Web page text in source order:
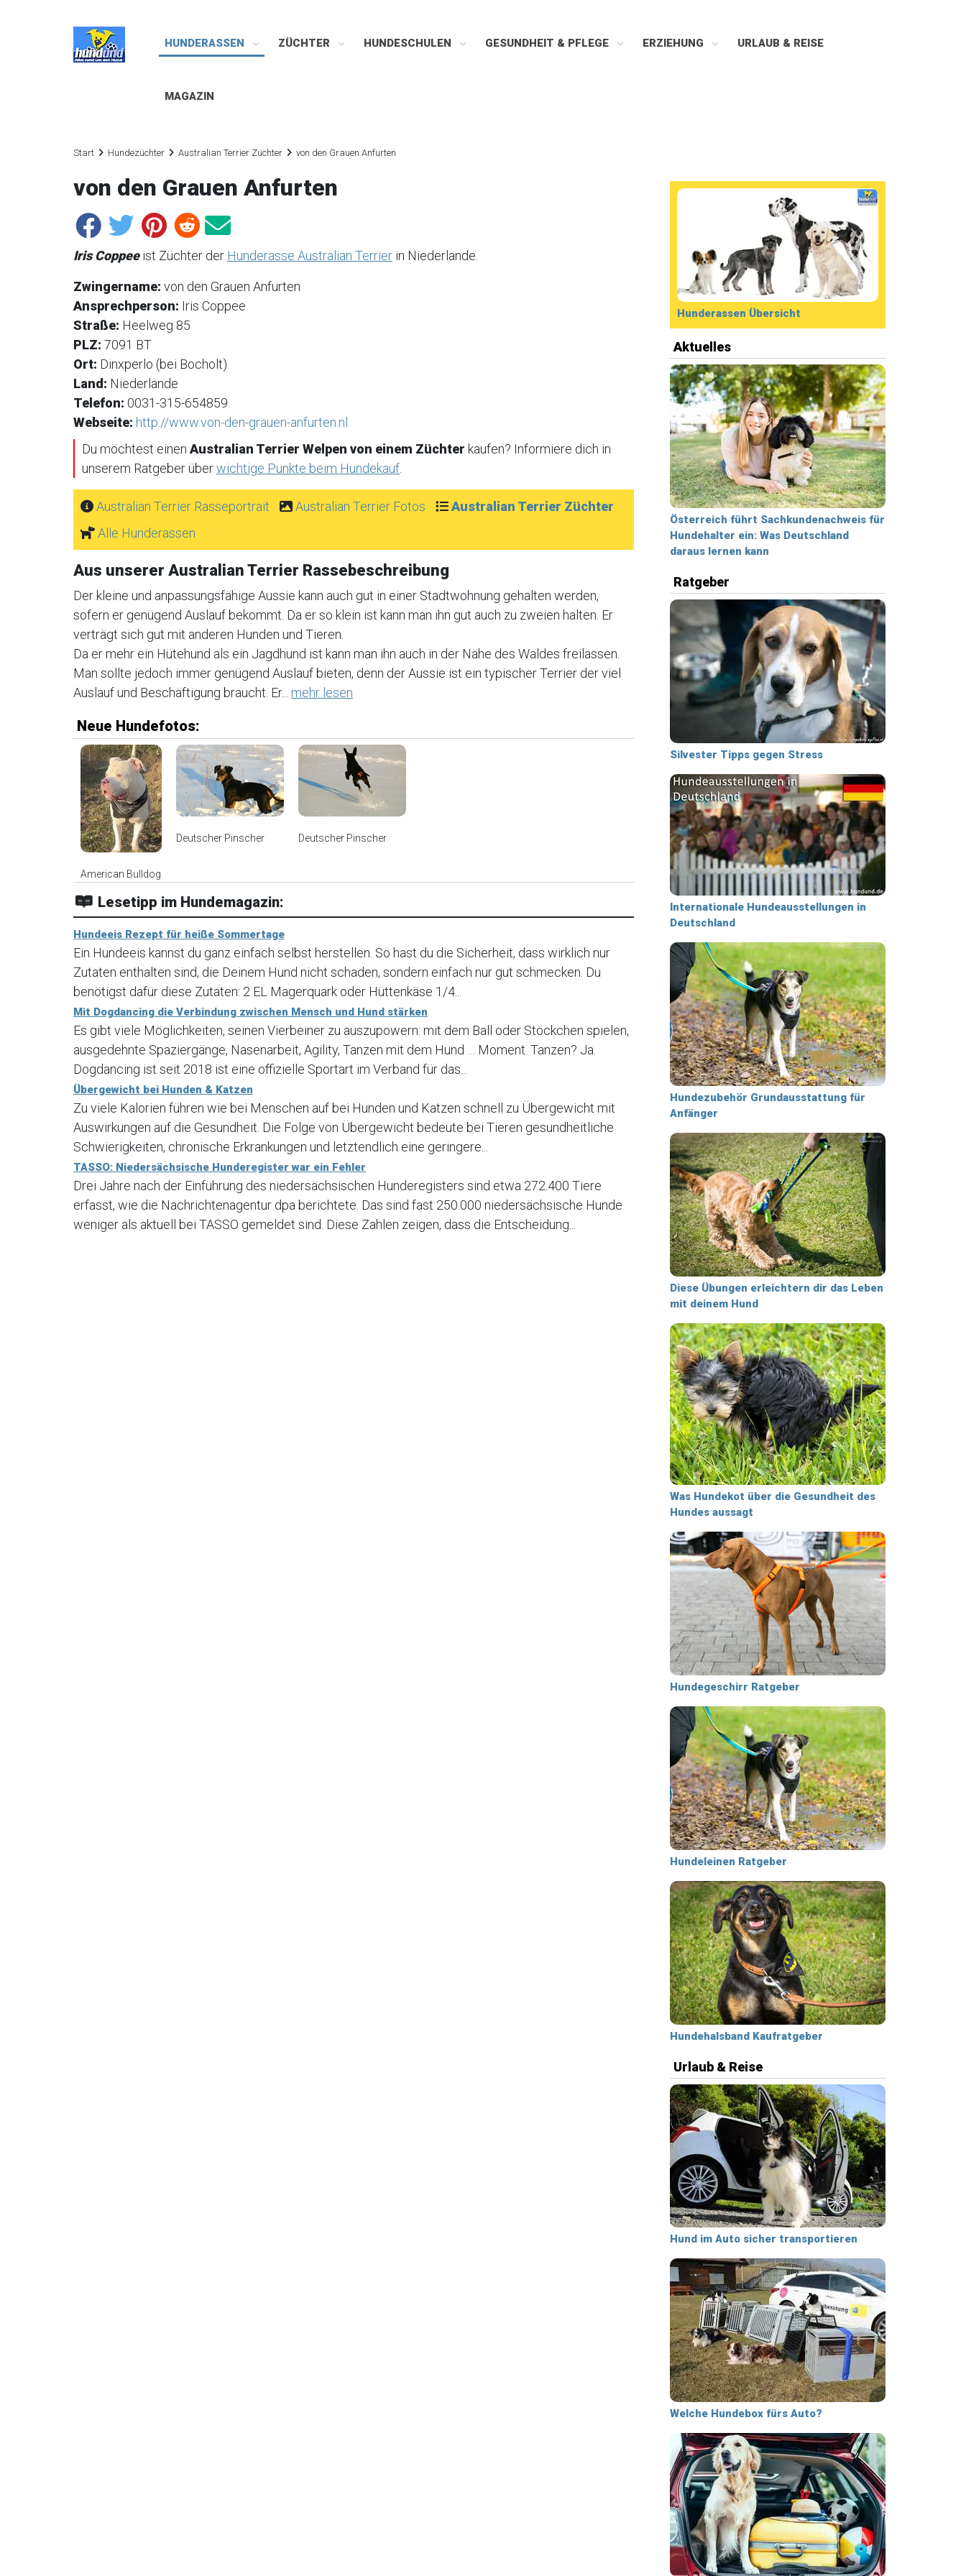
HUNDERASSEN ZÜCHTER HUNDESCHULEN GESUNDHEIT & PFLEGE ERZIEHUNG URLAUB & REISE
MAGAZIN
Start Hundezüchter Australian Terrier Züchter von den Grauen Anfurten
von den Grauen Anfurten
Iris Coppeeist Züchter der Hunderasse Australian Terrier in Niederlande.
Zwingername: von den Grauen Anfurten
Ansprechperson: Iris Coppee
Straße: Heelweg 85
PLZ: 7091 BT
Ort: Dinxperlo (bei Bocholt)
Land: Niederlande
Telefon: 0031-315-654859
Webseite: http://www.von-den-grauen-anfurten.nl
Du möchtest einen Australian Terrier Welpen von einem Züchter kaufen? Informiere dich in
unserem Ratgeber überwichtige Punkte beim Hundekauf
Australian Terrier Rasseportrait Australian Terrier Fotos
Australian Terrier Züchter
Alle Hunderassen
Aus unserer Australian Terrier Rassebeschreibung
Der kleine und anpassungsfähige Aussie kann auch gut in einer Stadtwohnung gehalten werden,
sofern er genügend Auslauf bekommt. Da er so klein ist kann man ihn gut auch zu zweien halten. Er
verträgt sich gut mit anderen Hunden und Tieren.
Da er mehr ein Hütehund als ein Jagdhund ist kann man ihn auch in der Nähe des Waldes freilassen.
Man sollte jedoch immer genügend Auslauf bieten, denn der Aussie ist ein typischer Terrier der viel
Auslauf und Beschäftigung braucht. Er... mehr lesen
Neue Hundefotos:
American Bulldog
Deutscher Pinscher Deutscher Pinscher
Lesetipp im Hundemagazin:
Hundeeis Rezept für heiße Sommertage
Ein Hundeeis kannst du ganz einfach selbst herstellen. So hast du die Sicherheit, dass wirklich nur
Zutaten enthalten sind, die Deinem Hund nicht schaden, sondern einfach nur gut schmecken. Du
benötigst dafür diese Zutaten: 2 EL Magerquark oder Hüttenkäse 1/4...
Mit Dogdancing die Verbindung zwischen Mensch und Hund stärken
Es gibt viele Möglichkeiten, seinen Vierbeiner zu auszupowern: mit dem Ball oder Stöckchen spielen,
ausgedehnte Spaziergänge, Nasenarbeit, Agility, Tanzen mit dem Hund … Moment. Tanzen? Ja.
Dogdancing ist seit 2018 ist eine offizielle Sportart im Verband für das...
Übergewicht bei Hunden & Katzen
Zu viele Kalorien führen wie bei Menschen auf bei Hunden und Katzen schnell zu Übergewicht mit
Auswirkungen auf die Gesundheit. Die Folge von Übergewicht bedeute bei Tieren gesundheitliche
Schwierigkeiten, chronische Erkrankungen und letztendlich eine geringere...
TASSO: Niedersächsische Hunderegister war ein Fehler
Drei Jahre nach der Einführung des niedersächsischen Hunderegisters sind etwa 272.400 Tiere
erfasst, wie die Nachrichtenagentur dpa berichtete. Das sind fast 250.000 niedersächsische Hunde
weniger als aktuell bei TASSO gemeldet sind. Diese Zahlen zeigen, dass die Entscheidung...
Hunderassen Übersicht
Aktuelles
Österreich führt Sachkundenachweis für
Hundehalter ein: Was Deutschland
daraus lernen kann
Ratgeber
Silvester Tipps gegen Stress
Internationale Hundeausstellungen in
Deutschland
Hundezubehör Grundausstattung für
Anfänger
Diese Übungen erleichtern dir das Leben
mit deinem Hund
Was Hundekot über die Gesundheit des
Hundes aussagt
Hundegeschirr Ratgeber
Hundeleinen Ratgeber
Hundehalsband Kaufratgeber
Urlaub & Reise
Hund im Auto sicher transportieren
Welche Hundebox fürs Auto?